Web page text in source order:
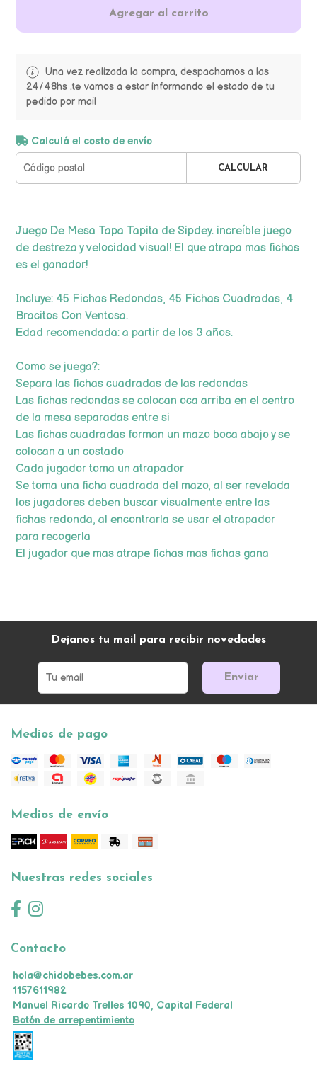
Agregar al carrito
Una vez realizada la compra, despachamos a las
24/48hs .te vamos a estar informando el estado de tu
pedido por mail
Calculá el costo de envío
CALCULAR
Juego De Mesa Tapa Tapita de Sipdey. increíble juego
de destreza y velocidad visual! El que atrapa mas fichas
es el ganador!
Incluye: 45 Fichas Redondas, 45 Fichas Cuadradas, 4
Bracitos Con Ventosa.
Edad recomendada: a partir de los 3 años.
Como se juega?:
Separa las fichas cuadradas de las redondas
Las fichas redondas se colocan oca arriba en el centro
de la mesa separadas entre si
Las fichas cuadradas forman un mazo boca abajo y se
colocan a un costado
Cada jugador toma un atrapador
Se toma una ficha cuadrada del mazo, al ser revelada
los jugadores deben buscar visualmente entre las
fichas redonda, al encontrarla se usar el atrapador
para recogerla
El jugador que mas atrape fichas mas fichas gana
Dejanos tu mail para recibir novedades
Enviar
Medios de pago
Medios de envío
Nuestras redes sociales
Contacto
hola@chidobebes.com.ar
1157611982
Manuel Ricardo Trelles 1090, Capital Federal
Botón de arrepentimiento